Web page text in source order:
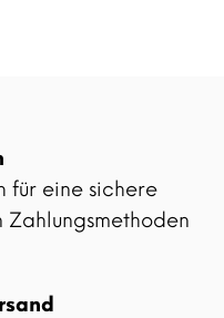
für eine sichere
Zahlungsmethoden